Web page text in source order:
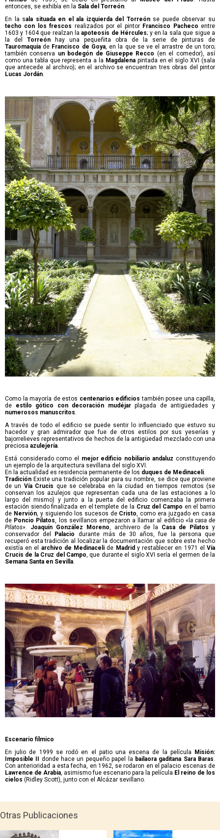
entonces, se exhibía en la Sala del Torreón.
En la sala situada en el ala izquierda del Torreónse puede observar su
techo con los frescos realizados por el pintor Francisco Pacheco entre
1603 y 1604 que realzan laapoteosis de Hércules; y en la sala que sigue a
la del Torreón hay una pequeñita obra de la serie de pinturas de
Tauromaquia de Francisco de Goya, en la que se ve el arrastre de un toro;
también conserva un bodegón de Giuseppe Recco (en el comedor), así
como una tabla que representa a la Magdalenapintada en el siglo XVI (sala
que antecede al archivo); en el archivo se encuentran tres obras del pintor
Lucas Jordán.
Como la mayoría de estos centenarios edificios también posee una capilla,
de estilo gótico con decoración mudéjarplagada de antigüedades y
numerosos manuscritos.
A través de todo el edificio se puede sentir lo influenciado que estuvo su
hacedor y gran admirador que fue de otros estilos por sus yeserías y
bajorrelieves representativos de hechos de la antigüedad mezclado con una
preciosa azulejería.
Está considerado como el
mejor edificio nobiliario andaluz constituyendo
un ejemplo de la arquitectura sevillana del siglo XVI.
En la actualidad es residencia permanente de los duques de Medinaceli.
Tradición Existe una tradición popular para su nombre, se dice que proviene
de un Vía Crucis que se celebraba en la ciudad en tiempos remotos (se
conservan los azulejos que representan cada una de las estaciones a lo
largo del mismo) y junto a la puerta del edificio comenzaba la primera
estación siendo finalizada en el templete de la Cruz del Campo en el barrio
de Nervión, y siguiendo los sucesos de Cristo, como era juzgado en casa
de Poncio Pilatos, los sevillanos empezaron a llamar al edificio «l a casa de
Pilatos». Joaquín González Moreno, archivero de la Casa de Pilatos y
conservador del
Palacio durante más de 30 años, fue la persona que
recuperó esta tradición al localizar la documentación que sobre este hecho
existía en el archivo de Medinaceli de Madrid y restablecer en 1971 el Vía
Crucis de la Cruz del Campo, que durante el siglo XVI sería el germen de la
Semana Santa en Sevilla.
Escenario fílmico
En julio de 1999 se rodó en el patio una escena de la película
Misión:
Imposible II
donde hace un pequeño papel la bailaora gaditana Sara Baras.
Con anterioridad a esta fecha, en 1962, se rodaron en el palacio escenas de
Lawrence de Arabia, asimismo fue escenario para la película El reino de los
cielos (Ridley Scott), junto con el Alcázar sevillano.
Otras Publicaciones